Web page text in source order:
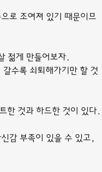
로 조여져 있기 때문이므
젊게 만들어보자.
수록 쇠퇴해가기만 할 것
한 것과 하드한 것이 있다.
감 부족이 있을 수 있고,